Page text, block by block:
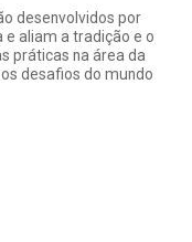
desenvolvidos por
e aliam a tradição e o
práticas na área da
desafios do mundo